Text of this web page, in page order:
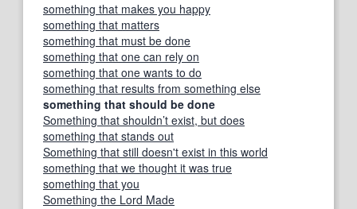
something that makes you happy
something that matters
something that must be done
something that one can rely on
something that one wants to do
something that results from something else
something that should be done
Something that shouldn’t exist, but does
something that stands out
Something that still doesn't exist in this world
something that we thought it was true
something that you
Something the Lord Made